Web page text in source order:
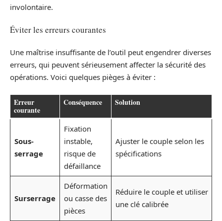
involontaire.
Éviter les erreurs courantes
Une maîtrise insuffisante de l’outil peut engendrer diverses
erreurs, qui peuvent sérieusement affecter la sécurité des
opérations. Voici quelques pièges à éviter :
Erreur
courante
Conséquence Solution
Sous-
serrage
Fixation
instable,
risque de
défaillance
Ajuster le couple selon les
spécifications
Surserrage
Déformation
ou casse des
pièces
Réduire le couple et utiliser
une clé calibrée